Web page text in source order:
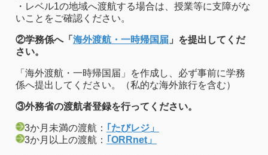
・レベル1の地域へ渡航する場合は、授業等に支障がな
いことをご確認ください。
②学務係へ「 海外渡航・一時帰国届 」を提出してくだ
さい。
「海外渡航・一時帰国届」を作成し、必ず事前に学務
係へ提出してください。（私的な海外旅行を含む）
③外務省の渡航者登録を行ってください。
3か月未満の渡航： ｢たびレジ」
3か月以上の渡航： ｢ORRnet」